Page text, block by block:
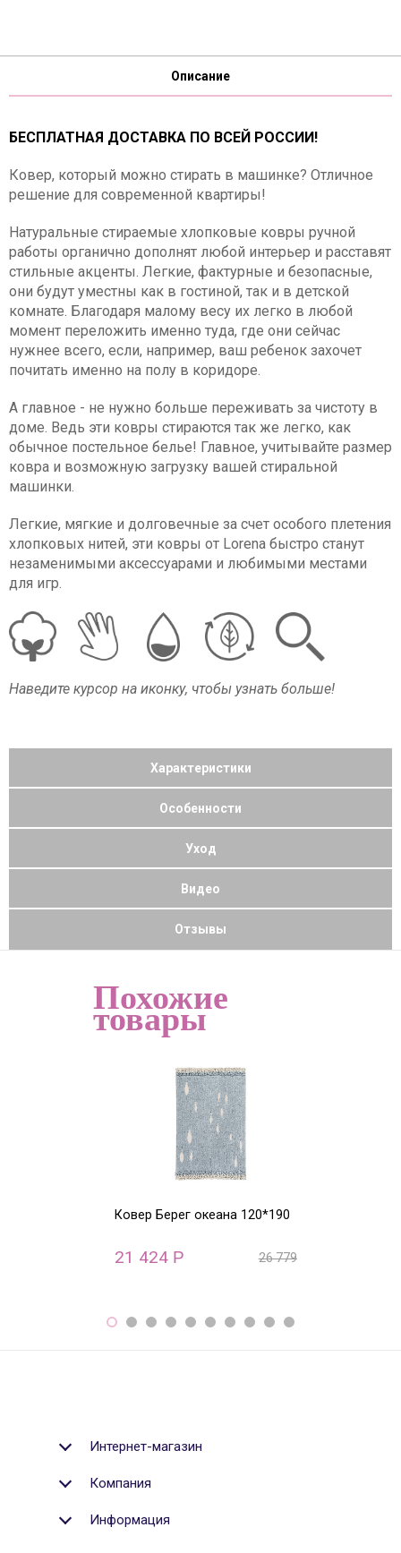
Описание
БЕСПЛАТНАЯ ДОСТАВКА ПО ВСЕЙ РОССИИ!
Ковер, который можно стирать в машинке? Отличное
решение для современной квартиры!
Натуральные стираемые хлопковые ковры ручной
работы органично дополнят любой интерьер и расставят
стильные акценты. Легкие, фактурные и безопасные,
они будут уместны как в гостиной, так и в детской
комнате. Благодаря малому весу их легко в любой
момент переложить именно туда, где они сейчас
нужнее всего, если, например, ваш ребенок захочет
почитать именно на полу в коридоре.
А главное - не нужно больше переживать за чистоту в
доме. Ведь эти ковры стираются так же легко, как
обычное постельное белье! Главное, учитывайте размер
ковра и возможную загрузку вашей стиральной
машинки.
Легкие, мягкие и долговечные за счет особого плетения
хлопковых нитей, эти ковры от Lorena быстро станут
незаменимыми аксессуарами и любимыми местами
для игр.
Наведите курсор на иконку, чтобы узнать больше!
Характеристики
Особенности
Уход
Видео
Отзывы
Похожие
товары
Ковер Берег океана 120*190
21 424 Р 26 779
Интернет-магазин
Компания
Информация